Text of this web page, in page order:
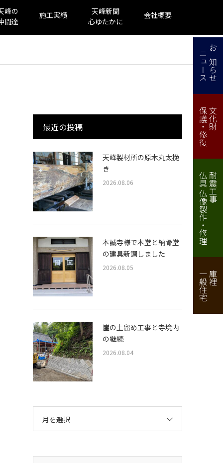
峰の
間達
施工実績
天峰新聞
心ゆたかに
会社概要
最近の投稿
天峰製材所の原木丸太挽
き
2026.08.06
本誠寺様で本堂と納骨堂
の建具新調しました
2026.08.05
崖の土留め工事と寺境内
の継続
2026.08.04
月を選択
お知らせ
ニュース
文化財
保護・修復
耐震工事
仏具 仏像製作・修理
庫裡
一般住宅